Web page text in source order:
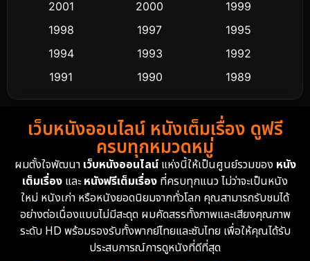
Dance เต้น
Detective สืบสวน
Detective สืบสวน
Disney+ 4
Documentary สารคดี 95
Drama ดราม่า
2001
2000
1999
1998
1997
1995
1994
1993
1992
1991
1990
1989
1988
1986
1985
1983
1982
1981
1974
1962
เว็บหนังออนไลน์ หนังเต็มเรื่อง ดูฟรี
ครบทุกหมวดหมู่
ผมตั้งใจพัฒนา เว็บหนังออนไลน์แห่งนี้ให้เป็นศูนย์รวมของ หนัง
เต็มเรื่อง และหนังฟรีเต็มเรื่อง ที่ครบทุกแนว ไม่ว่าจะเป็นหนัง
ใหม่ หนังเก่า หรือหนังยอดนิยมจากทั่วโลก คุณสามารถรับชมได้
อย่างต่อเนื่องแบบไม่มีสะดุด ผมคัดสรรทั้งภาพและเสียงคุณภาพ
ระดับ HD พร้อมรองรับทั้งพากย์ไทยและซับไทย เพื่อให้คุณได้รับ
ประสบการณ์การดูหนังที่ดีที่สุด